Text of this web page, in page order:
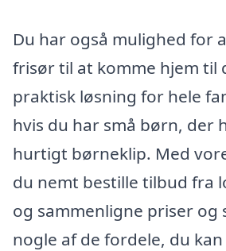
Du har også mulighed for
frisør til at komme hjem til
praktisk løsning for hele
hvis du har små børn, der
hurtigt børneklip. Med
du nemt bestille tilbud fra
og sammenligne priser og
nogle af de fordele, du